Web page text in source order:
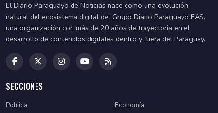
El Diario Paraguayo de Noticias nace como una evolución
natural del ecosistema digital del Grupo Diario Paraguayo EAS,
una organización con más de 20 años de trayectoria en el
desarrollo de contenidos digitales dentro y fuera del Paraguay.
SECCIONES
Política
Economía